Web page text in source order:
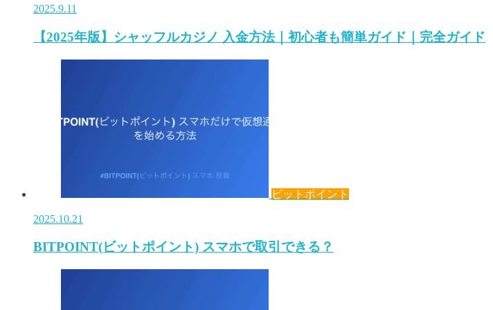
2025.9.11
【2025年版】シャッフルカジノ 入金方法｜初心者も簡単ガイド｜完全ガイド
ビットポイント
2025.10.21
BITPOINT(ビットポイント) スマホで取引できる？